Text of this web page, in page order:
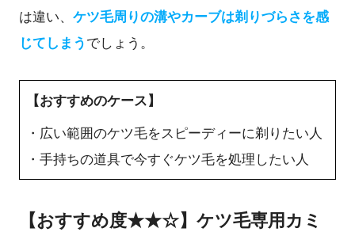
は違い、 ケツ毛周りの溝やカーブは剃りづらさを感
じてしまう でしょう。
【おすすめのケース】
・広い範囲のケツ毛をスピーディーに剃りたい人
・手持ちの道具で今すぐケツ毛を処理したい人
【おすすめ度★★☆】ケツ毛専用カミ